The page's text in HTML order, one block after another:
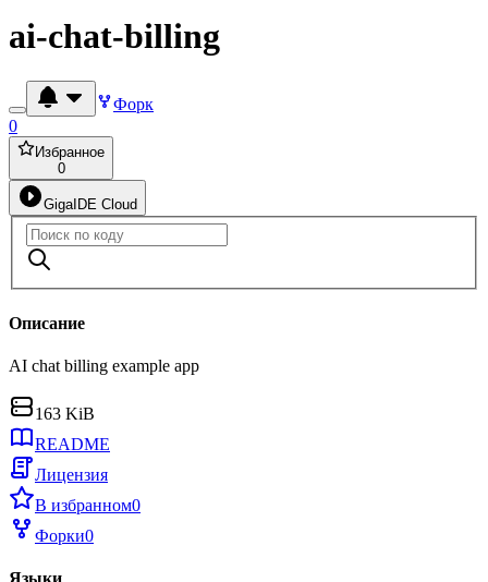
ai-chat-billing
Форк
0
Избранное
0
GigaIDE Cloud
Описание
AI chat billing example app
163 KiB
README
Лицензия
В избранном0
Форки0